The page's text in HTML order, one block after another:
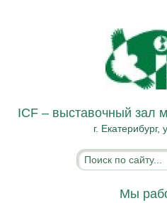
ICF – выставочный зал
г.
Мы